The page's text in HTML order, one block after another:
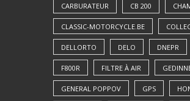
CARBURATEUR CB 200
CLASSIC-MOTORCYCLE.BE
DELLORTO DELO DNEPR
F800R FILTRE À AIR
GENERAL POPPOV GPS